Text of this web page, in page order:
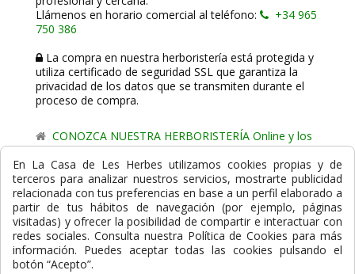
Llámenos en horario comercial al teléfono:
+34 965
750 386
La compra en nuestra herboristería está protegida y
utiliza certificado de seguridad SSL que garantiza la
privacidad de los datos que se transmiten durante el
proceso de compra.
CONOZCA NUESTRA HERBORISTERÍA Online y los
comercio de proximidad de La Casa de les Herbes.
Powered byGesdi.com E-Commerce - Tiendas online
profesionales y seguras
Formas de Pago
En La Casa de Les Herbes utilizamos cookies propias y de
terceros para analizar nuestros servicios, mostrarte publicidad
relacionada con tus preferencias en base a un perfil elaborado a
partir de tus hábitos de navegación (por ejemplo, páginas
visitadas) y ofrecer la posibilidad de compartir e interactuar con
redes sociales. Consulta nuestra Política de Cookies para más
información. Puedes aceptar todas las cookies pulsando el
botón “Acepto”.